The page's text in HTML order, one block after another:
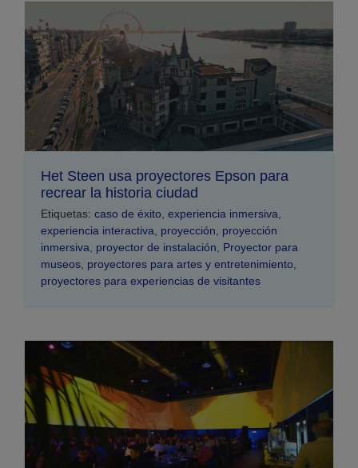
Het Steen usa proyectores Epson para
recrear la historia ciudad
Etiquetas: caso de éxito experiencia inmersiva
experiencia interactiva
proyección
proyección
inmersiva
proyector de instalación
Proyector para
museos proyectores para artes y entretenimiento
proyectores para experiencias de visitantes